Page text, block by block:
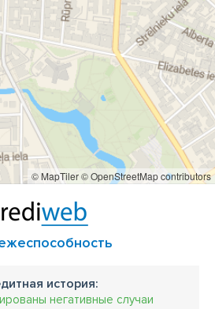
© MapTiler© OpenStreetMap contributors
история:
негативные случаи